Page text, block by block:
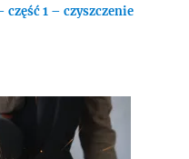
część 1 – czyszczenie